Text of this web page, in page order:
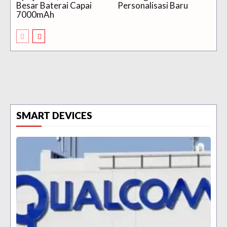
Besar Baterai Capai
7000mAh
Personalisasi Baru
SMART DEVICES